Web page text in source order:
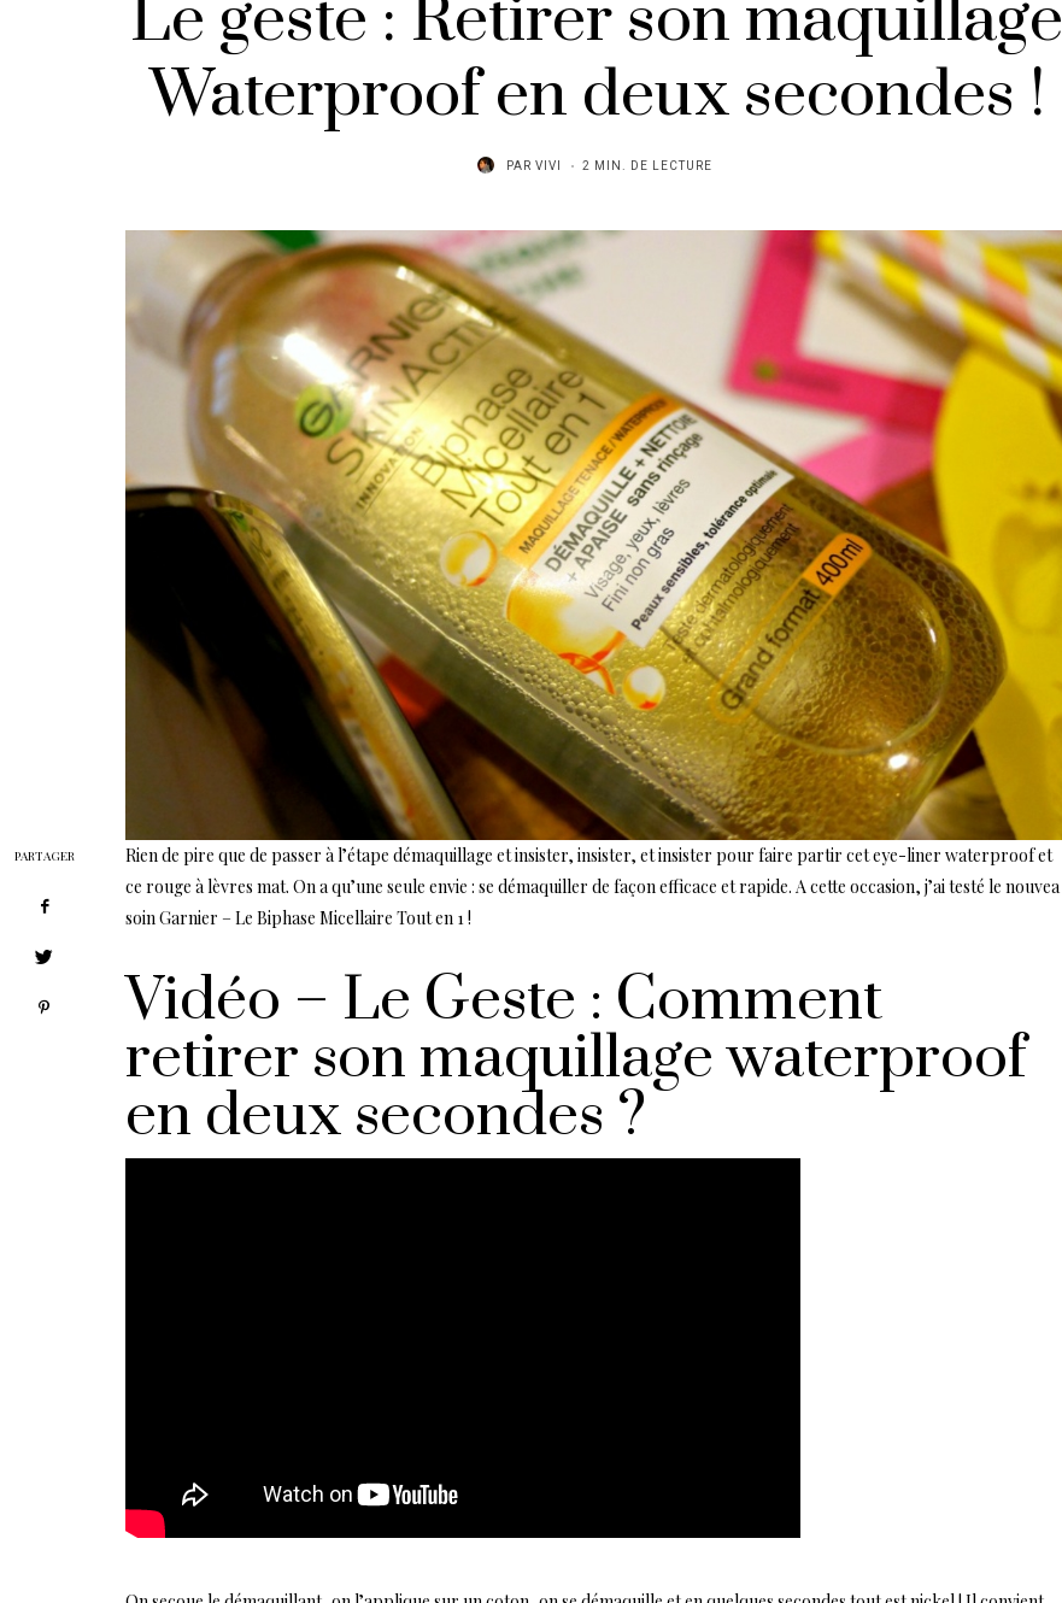
Le geste : Retirer son maquillage
Waterproof en deux secondes !
PAR VIVI 2 MIN. DE LECTURE
Rien de pire que de passer à l’étape démaquillage et insister, insister, et insister pour faire partir cet eye-liner waterproof et
ce rouge à lèvres mat. On a qu’une seule envie : se démaquiller de façon efficace et rapide. A cette occasion, j’ai testé le nouvea
soin Garnier – Le Biphase Micellaire Tout en 1 !
Vidéo – Le Geste : Comment
retirer son maquillage waterproof
en deux secondes ?
PARTAGER